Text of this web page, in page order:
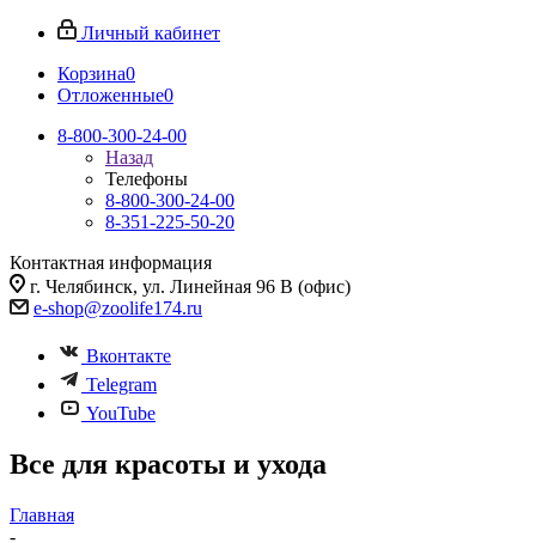
Личный кабинет
Корзина0
Отложенные0
8-800-300-24-00
Назад
Телефоны
8-800-300-24-00
8-351-225-50-20
Контактная информация
г. Челябинск, ул. Линейная 96 В (офис)
e-shop@zoolife174.ru
Вконтакте
Telegram
YouTube
Все для красоты и ухода
Главная
-